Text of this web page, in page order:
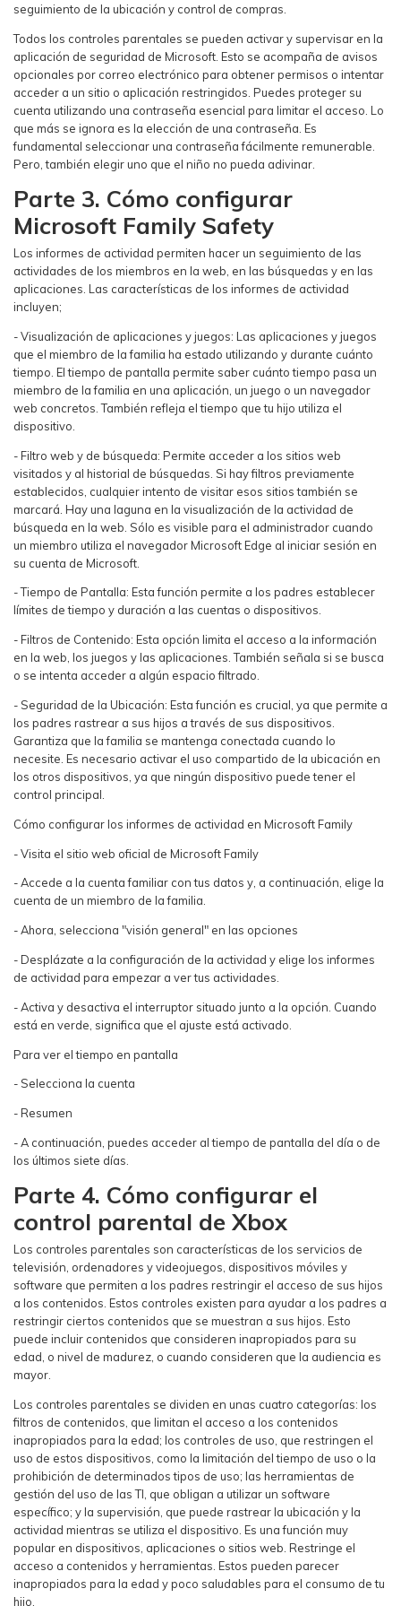
seguimiento de la ubicación y control de compras.
Todos los controles parentales se pueden activar y supervisar en la
aplicación de seguridad de Microsoft. Esto se acompaña de avisos
opcionales por correo electrónico para obtener permisos o intentar
acceder a un sitio o aplicación restringidos. Puedes proteger su
cuenta utilizando una contraseña esencial para limitar el acceso. Lo
que más se ignora es la elección de una contraseña. Es
fundamental seleccionar una contraseña fácilmente remunerable.
Pero, también elegir uno que el niño no pueda adivinar.
Parte 3. Cómo configurar
Microsoft Family Safety
Los informes de actividad permiten hacer un seguimiento de las
actividades de los miembros en la web, en las búsquedas y en las
aplicaciones. Las características de los informes de actividad
incluyen;
- Visualización de aplicaciones y juegos: Las aplicaciones y juegos
que el miembro de la familia ha estado utilizando y durante cuánto
tiempo. El tiempo de pantalla permite saber cuánto tiempo pasa un
miembro de la familia en una aplicación, un juego o un navegador
web concretos. También refleja el tiempo que tu hijo utiliza el
dispositivo.
- Filtro web y de búsqueda: Permite acceder a los sitios web
visitados y al historial de búsquedas. Si hay filtros previamente
establecidos, cualquier intento de visitar esos sitios también se
marcará. Hay una laguna en la visualización de la actividad de
búsqueda en la web. Sólo es visible para el administrador cuando
un miembro utiliza el navegador Microsoft Edge al iniciar sesión en
su cuenta de Microsoft.
- Tiempo de Pantalla: Esta función permite a los padres establecer
límites de tiempo y duración a las cuentas o dispositivos.
- Filtros de Contenido: Esta opción limita el acceso a la información
en la web, los juegos y las aplicaciones. También señala si se busca
o se intenta acceder a algún espacio filtrado.
- Seguridad de la Ubicación: Esta función es crucial, ya que permite a
los padres rastrear a sus hijos a través de sus dispositivos.
Garantiza que la familia se mantenga conectada cuando lo
necesite. Es necesario activar el uso compartido de la ubicación en
los otros dispositivos, ya que ningún dispositivo puede tener el
control principal.
Cómo configurar los informes de actividad en Microsoft Family
- Visita el sitio web oficial de Microsoft Family
- Accede a la cuenta familiar con tus datos y, a continuación, elige la
cuenta de un miembro de la familia.
- Ahora, selecciona "visión general" en las opciones
- Desplázate a la configuración de la actividad y elige los informes
de actividad para empezar a ver tus actividades.
- Activa y desactiva el interruptor situado junto a la opción. Cuando
está en verde, significa que el ajuste está activado.
Para ver el tiempo en pantalla
- Selecciona la cuenta
- Resumen
- A continuación, puedes acceder al tiempo de pantalla del día o de
los últimos siete días.
Parte 4. Cómo configurar el
control parental de Xbox
Los controles parentales son características de los servicios de
televisión, ordenadores y videojuegos, dispositivos móviles y
software que permiten a los padres restringir el acceso de sus hijos
a los contenidos. Estos controles existen para ayudar a los padres a
restringir ciertos contenidos que se muestran a sus hijos. Esto
puede incluir contenidos que consideren inapropiados para su
edad, o nivel de madurez, o cuando consideren que la audiencia es
mayor.
Los controles parentales se dividen en unas cuatro categorías: los
filtros de contenidos, que limitan el acceso a los contenidos
inapropiados para la edad; los controles de uso, que restringen el
uso de estos dispositivos, como la limitación del tiempo de uso o la
prohibición de determinados tipos de uso; las herramientas de
gestión del uso de las TI, que obligan a utilizar un software
específico; y la supervisión, que puede rastrear la ubicación y la
actividad mientras se utiliza el dispositivo. Es una función muy
popular en dispositivos, aplicaciones o sitios web. Restringe el
acceso a contenidos y herramientas. Estos pueden parecer
inapropiados para la edad y poco saludables para el consumo de tu
hijo.